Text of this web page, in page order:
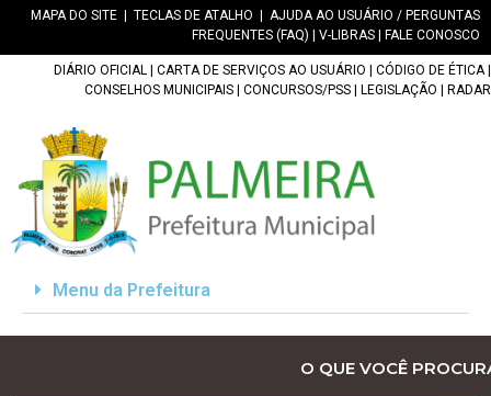
MAPA DO SITE TECLAS DE ATALHO
AJUDA AO USUÁRIO / PERGUNTAS
FREQUENTES (FAQ)
V-LIBRAS FALE CONOSCO
DIÁRIO OFICIAL CARTA DE SERVIÇOS AO USUÁRIO CÓDIGO DE ÉTICA|
CONSELHOS MUNICIPAIS
CONCURSOS/PSS LEGISLAÇÃO RADAR
Menu da Prefeitura
O QUE VOCÊ